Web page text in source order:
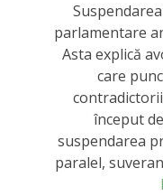
parlamentare
Asta explică
care
început
suspendarea
paralel,